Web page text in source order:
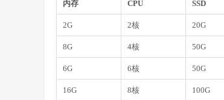
内存 CPU SSD
2G 2核 20G
8G 4核 50G
6G 6核 50G
16G 8核 100G